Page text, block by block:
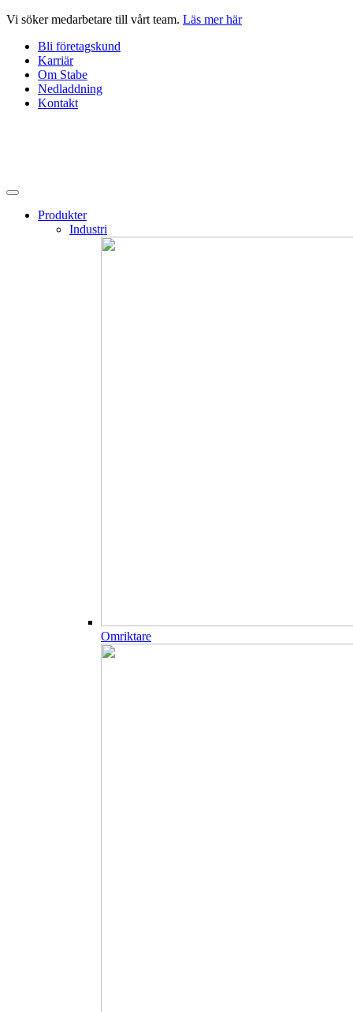
Hoppa
innehåll
Vi söker medarbetare till vårt team. Läs mer här
Bli företagskund
Karriär
Om Stabe
Nedladdning
Kontakt
Produkter
Industri
Omriktare